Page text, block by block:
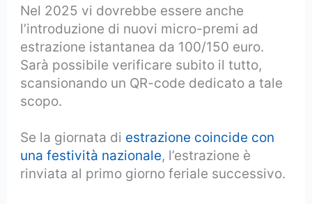
Nel 2025 vi dovrebbe essere anche
l’introduzione di nuovi micro-premi ad
estrazione istantanea da 100/150 euro.
Sarà possibile verificare subito il tutto,
scansionando un QR-code dedicato a tale
scopo.
Se la giornata di estrazione coincide con
una festività nazionale, l’estrazione è
rinviata al primo giorno feriale successivo.